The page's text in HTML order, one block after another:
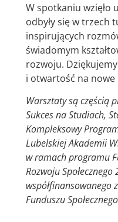
W spotkaniu wzięło
odbyły się w trzech
inspirujących
świadomym
rozwoju.
i otwartość na nowe
Warsztaty są częścią
Sukces na Studiach,
Kompleksowy
Lubelskiej Akademii
w ramach programu
Rozwoju
współfinansowanego
Funduszu